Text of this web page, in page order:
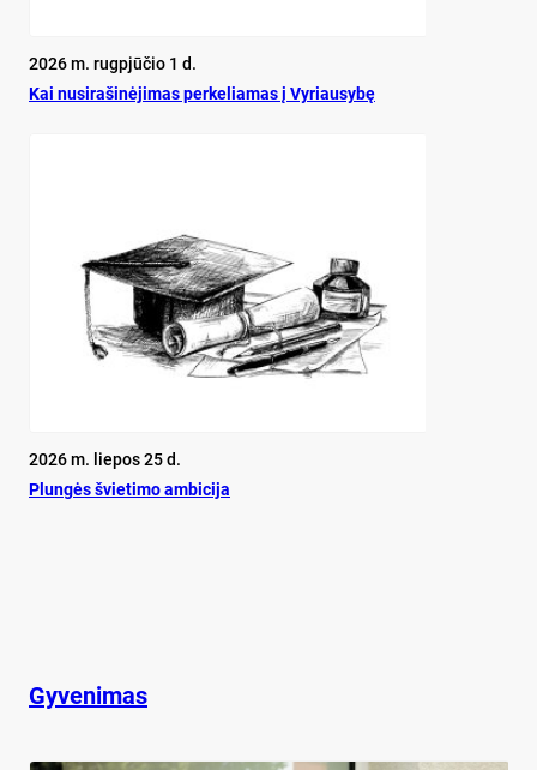
2026 m. rugpjūčio 1 d.
Kai nu­si­ra­ši­nė­ji­mas per­ke­lia­mas į Vy­riau­sy­bę
2026 m. liepos 25 d.
Plun­gės švie­ti­mo am­bi­ci­ja
Gyvenimas